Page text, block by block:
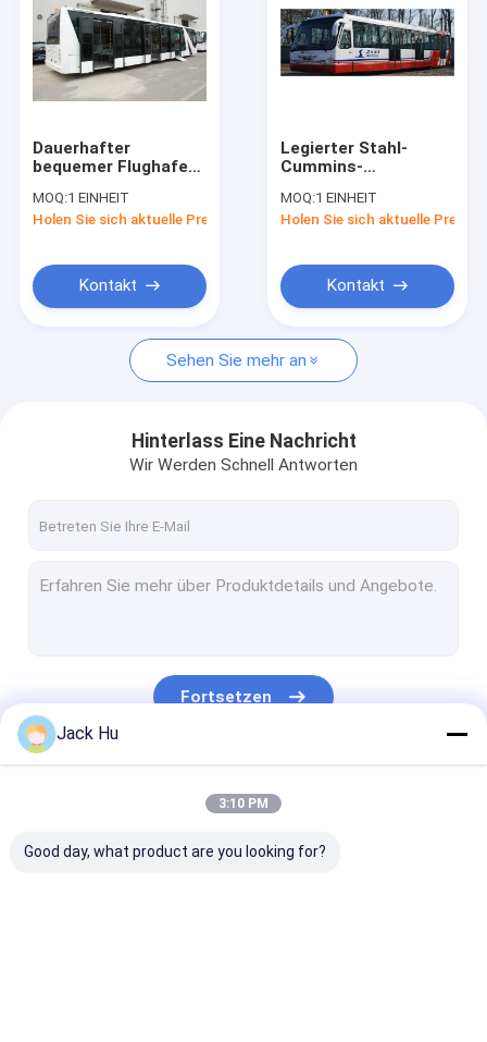
Über uns
Fabrik-Ausflug
Fordern Sie ein Zitat
Flughafen-Schutzblech-Bus
Selbstfahrende Passagier-Treppe
Flughafen Ambulift
Flughafentransfer-Bus
Dauerhafter
bequemer Flughafen
Radstand DC24V
240W
MOQ:1 EINHEIT
Holen Sie sich aktuelle Preis
Kontakt
Legierter Stahl-
Cummins-
Zug mit verstellbaren
Sitzen
MOQ:1 EINHEIT
Holen Sie sich aktuelle Preis
Kontakt
Sehen Sie mehr an
Hinterlass Eine Nachricht
Wir Werden Schnell Antworten
Fortsetzen
Jack Hu
3:10 PM
Good day, what product are you looking for?